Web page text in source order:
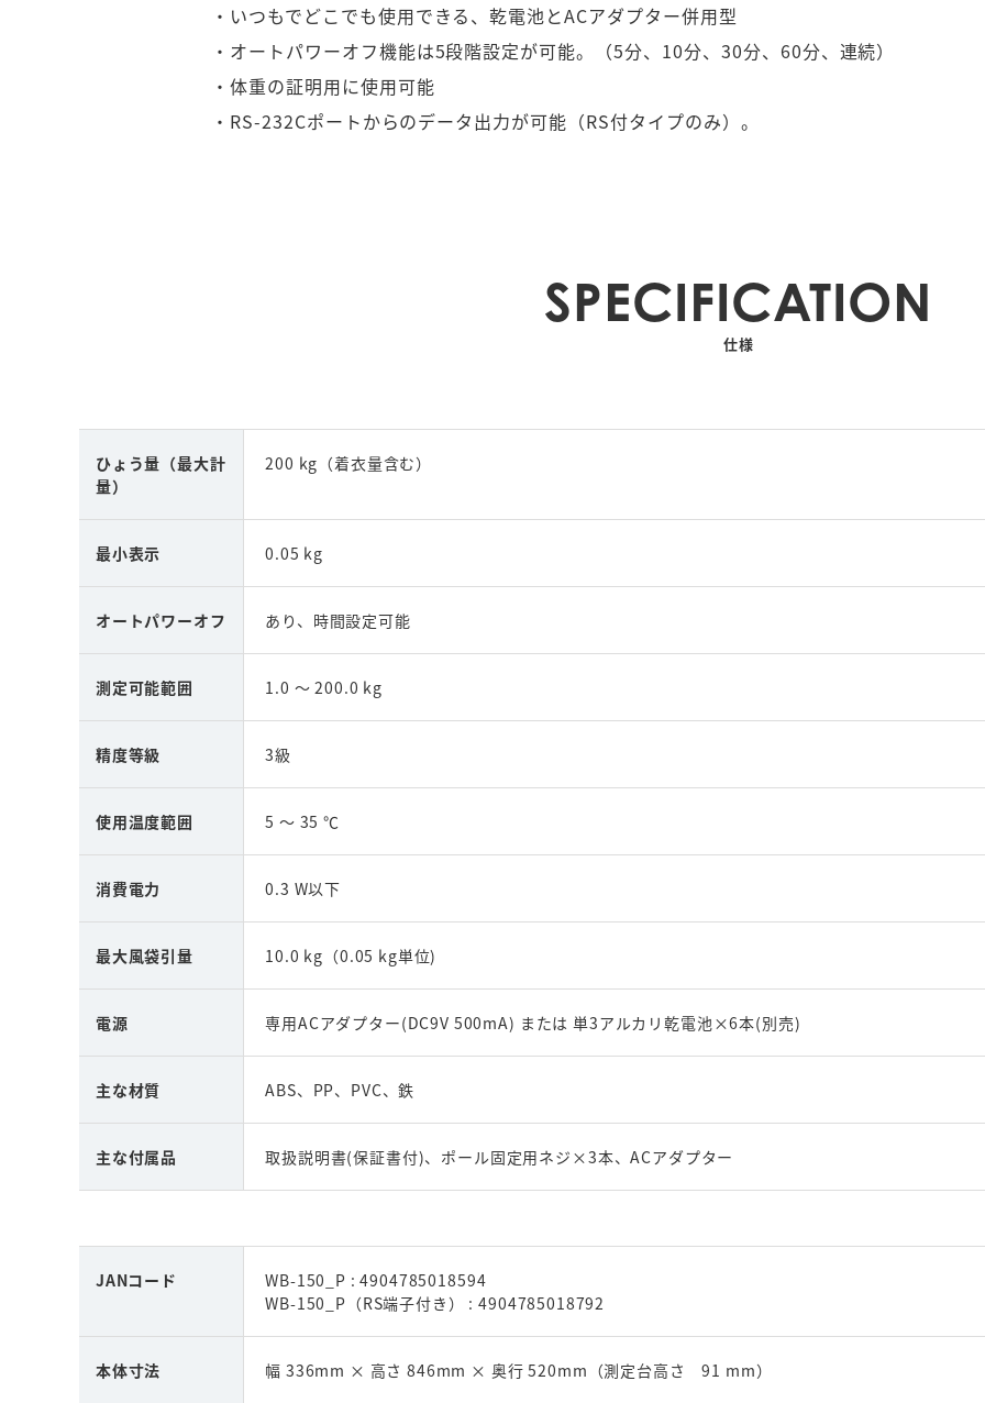
・いつもでどこでも使用できる、乾電池とACアダプター併用型
・オートパワーオフ機能は5段階設定が可能。（5分、10分、30分、60分、連続）
・体重の証明用に使用可能
・RS-232Cポートからのデータ出力が可能（RS付タイプのみ）。
SPECIFICATION
仕様
ひょう量（最大計
量）
200 kg（着衣量含む）
最小表示 0.05 kg
オートパワーオフ あり、時間設定可能
測定可能範囲 1.0 ～ 200.0 kg
精度等級 3級
使用温度範囲 5 ～ 35 ℃
消費電力 0.3 W以下
最大風袋引量 10.0 kg（0.05 kg単位)
電源 専用ACアダプター(DC9V 500mA) または 単3アルカリ乾電池×6本(別売)
主な材質 ABS、PP、PVC、鉄
主な付属品 取扱説明書(保証書付)、ポール固定用ネジ×3本、ACアダプター
JANコード
WB-150_P : 4904785018594
WB-150_P（RS端子付き） : 4904785018792
本体寸法 幅 336mm × 高さ 846mm × 奥行 520mm（測定台高さ 91 mm）